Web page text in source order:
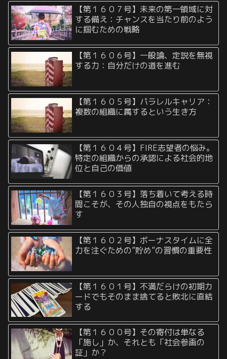
【第１６０７号】未来の第一領域に対
する備え：チャンスを当たり前のよう
に掴むための戦略
【第１６０６号】一般論、定説を無視
する力：自分だけの道を進む
【第１６０５号】パラレルキャリア：
複数の組織に属するという生き方
【第１６０４号】FIRE志望者の悩み。
特定の組織からの承認による社会的地
位と自己の価値
【第１６０３号】落ち着いて考える時
間こそが、その人独自の視点をもたら
す
【第１６０２号】ボーナスタイムに全
力を注ぐための”貯め”の習慣の重要性
【第１６０１号】不満だらけの初期カ
ードでもそのまま捨てると敗北に直結
する
【第１６００号】その寄付は単なる
「施し」か、それとも「社会参画の
証」か？